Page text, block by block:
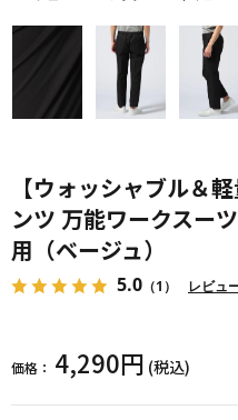
【ウォッシャブル＆
ンツ 万能ワークスー
用（ベージュ）
5.0 （1） レビュ
価格： 4,290円 (税込)